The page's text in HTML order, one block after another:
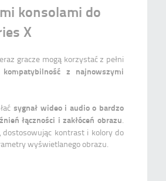
konsolami do
X
gracze mogą korzystać z pełni
z najnowszymi
sygnał wideo i audio o bardzo
łączności i zakłóceń obrazu.
, dostosowując kontrast i kolory do
wyświetlanego obrazu.